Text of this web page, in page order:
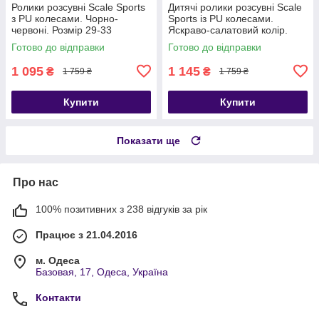
Ролики розсувні Scale Sports
з PU колесами. Чорно-
червоні. Розмір 29-33
Готово до відправки
1 095 ₴ 1 759 ₴
Купити
Дитячі ролики розсувні Scale
Sports із PU колесами.
Яскраво-салатовий колір.
Розміри 29-33 / 38-41
Готово до відправки
1 145 ₴ 1 759 ₴
Купити
Показати ще
Про нас
100% позитивних з 238 відгуків за рік
Працює з 21.04.2016
м. Одеса
Базовая, 17, Одеса, Україна
Контакти